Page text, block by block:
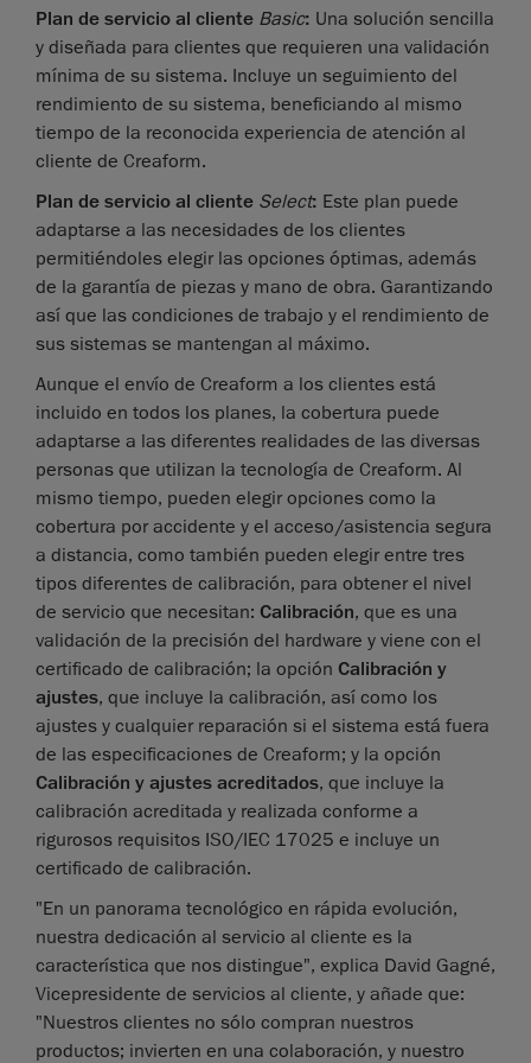
Plan de servicio al cliente Basic: Una solución sencilla
y diseñada para clientes que requieren una validación
mínima de su sistema. Incluye un seguimiento del
rendimiento de su sistema, beneficiando al mismo
tiempo de la reconocida experiencia de atención al
cliente de Creaform.
Plan de servicio al cliente Select: Este plan puede
adaptarse a las necesidades de los clientes
permitiéndoles elegir las opciones óptimas, además
de la garantía de piezas y mano de obra. Garantizando
así que las condiciones de trabajo y el rendimiento de
sus sistemas se mantengan al máximo.
Aunque el envío de Creaform a los clientes está
incluido en todos los planes, la cobertura puede
adaptarse a las diferentes realidades de las diversas
personas que utilizan la tecnología de Creaform. Al
mismo tiempo, pueden elegir opciones como la
cobertura por accidente y el acceso/asistencia segura
a distancia, como también pueden elegir entre tres
tipos diferentes de calibración, para obtener el nivel
de servicio que necesitan: Calibración, que es una
validación de la precisión del hardware y viene con el
certificado de calibración; la opción Calibración y
ajustes, que incluye la calibración, así como los
ajustes y cualquier reparación si el sistema está fuera
de las especificaciones de Creaform; y la opción
Calibración y ajustes acreditados, que incluye la
calibración acreditada y realizada conforme a
rigurosos requisitos ISO/IEC 17025 e incluye un
certificado de calibración.
"En un panorama tecnológico en rápida evolución,
nuestra dedicación al servicio al cliente es la
característica que nos distingue", explica David Gagné,
Vicepresidente de servicios al cliente, y añade que:
"Nuestros clientes no sólo compran nuestros
productos; invierten en una colaboración, y nuestro